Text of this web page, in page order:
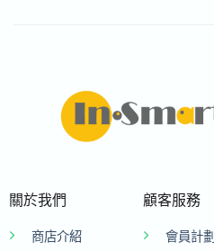
關於我們
商店介紹
顧客服務
會員計劃